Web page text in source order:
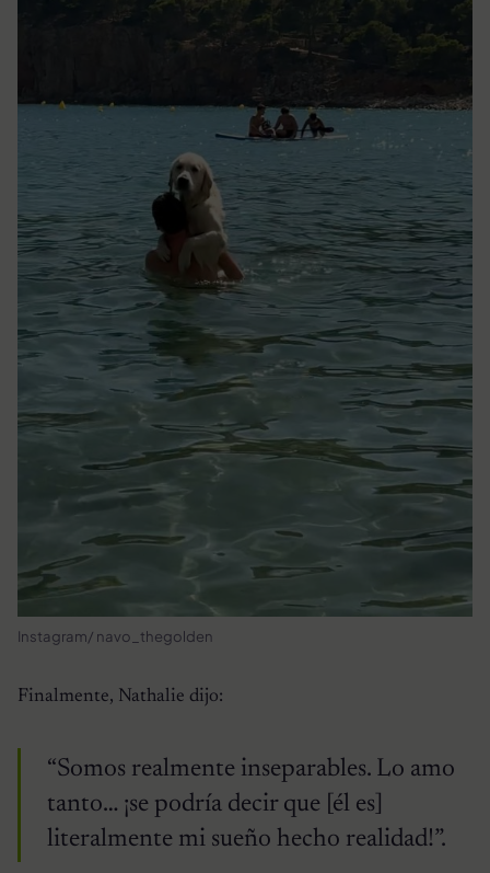
Instagram/ navo_thegolden
Finalmente, Nathalie dijo:
“Somos realmente inseparables. Lo amo
tanto… ¡se podría decir que [él es]
literalmente mi sueño hecho realidad!”.